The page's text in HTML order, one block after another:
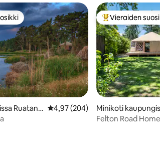
arvostelua
parhaimmistoa
Ruatang Keskimääräinen arvio 4,97/5,
4,97 (204)
Vieraiden
Vieraiden
Minikoti
kburn
Felton Road